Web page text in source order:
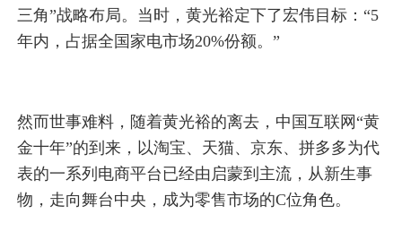
三角”战略布局。当时，黄光裕定下了宏伟目标：“5
年内，占据全国家电市场20%份额。”
然而世事难料，随着黄光裕的离去，中国互联网“黄
金十年”的到来，以淘宝、天猫、京东、拼多多为代
表的一系列电商平台已经由启蒙到主流，从新生事
物，走向舞台中央，成为零售市场的C位角色。